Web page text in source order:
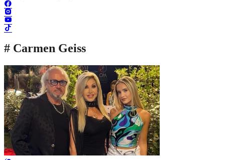
# Carmen Geiss